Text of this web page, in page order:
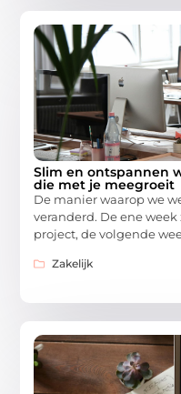
Slim en ontspannen
die met je meegroeit
De manier waarop we
veranderd. De ene
project, de volgende
Zakelijk